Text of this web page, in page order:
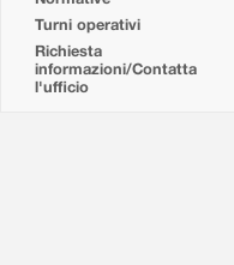
Turni operativi
Richiesta
informazioni/Contatta
l'ufficio